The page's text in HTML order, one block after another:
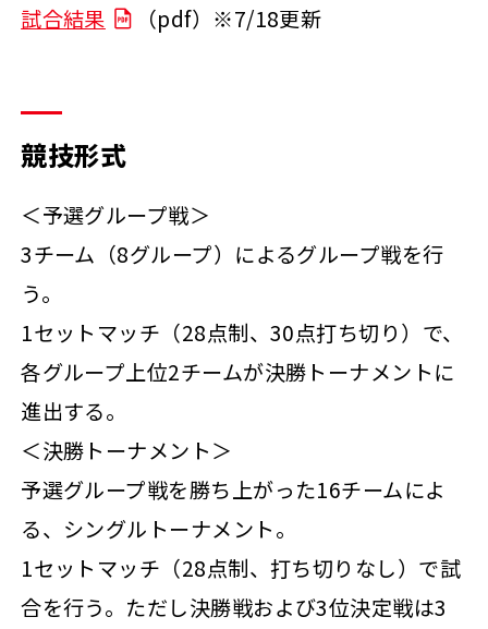
試合結果
（pdf）※7/18更新
競技形式
＜予選グループ戦＞
3チーム（8グループ）によるグループ戦を行
う。
1セットマッチ（28点制、30点打ち切り）で、
各グループ上位2チームが決勝トーナメントに
進出する。
＜決勝トーナメント＞
予選グループ戦を勝ち上がった16チームによ
る、シングルトーナメント。
1セットマッチ（28点制、打ち切りなし）で試
合を行う。ただし決勝戦および3位決定戦は3